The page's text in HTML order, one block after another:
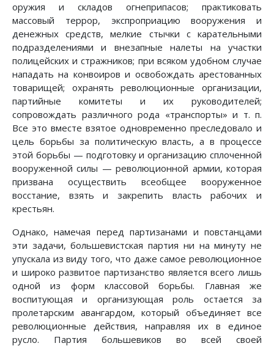
оружия и складов огнеприпасов; практиковать
массовый террор, экспроприацию вооружения и
денежных средств, мелкие стычки с карательными
подразделениями и внезапные налеты на участки
полицейских и стражников; при всяком удобном случае
нападать на конвоиров и освобождать арестованных
товарищей; охранять революционные организации,
партийные комитеты и их руководителей;
сопровождать различного рода «транспорты» и т. п.
Все это вместе взятое одновременно преследовало и
цель борьбы за политическую власть, а в процессе
этой борьбы — подготовку и организацию сплоченной
вооруженной силы — революционной армии, которая
призвана осуществить всеобщее вооруженное
восстание, взять и закрепить власть рабочих и
крестьян.
Однако, намечая перед партизанами и повстанцами
эти задачи, большевистская партия ни на минуту не
упускала из виду того, что даже самое революционное
и широко развитое партизанство является всего лишь
одной из форм классовой борьбы. Главная же
воспитующая и организующая роль остается за
пролетарским авангардом, который объединяет все
революционные действия, направляя их в единое
русло. Партия большевиков во всей своей